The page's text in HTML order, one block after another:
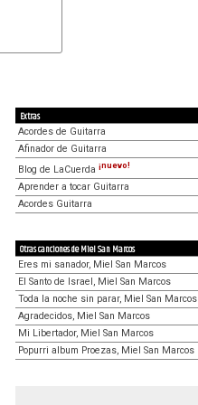
Extras
Acordes de Guitarra
Afinador de Guitarra
Blog de LaCuerda ¡nuevo!
Aprender a tocar Guitarra
Acordes Guitarra
Otras canciones de Miel San Marcos
Eres mi sanador, Miel San Marcos
El Santo de Israel, Miel San Marcos
Toda la noche sin parar, Miel San Marcos
Agradecidos, Miel San Marcos
Mi Libertador, Miel San Marcos
Popurri album Proezas, Miel San Marcos